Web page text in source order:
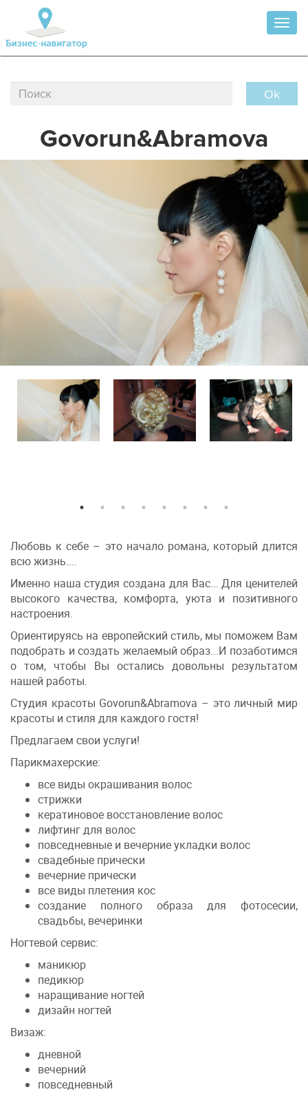
Ok
Govorun&Abramova
Любовь к себе – это начало романа, который длится
всю жизнь....
Именно наша студия создана для Вас... Для ценителей
высокого качества, комфорта, уюта и позитивного
настроения.
Ориентируясь на европейский стиль, мы поможем Вам
подобрать и создать желаемый образ...И позаботимся
о том, чтобы Вы остались довольны результатом
нашей работы.
Студия красоты Govorun&Abramova – это личный мир
красоты и стиля для каждого гостя!
Предлагаем свои услуги!
Парикмахерские:
все виды окрашивания волос
стрижки
кератиновое восстановление волос
лифтинг для волос
повседневные и вечерние укладки волос
свадебные прически
вечерние прически
все виды плетения кос
создание полного образа для фотосесии,
свадьбы, вечеринки
Ногтевой сервис:
маникюр
педикюр
наращивание ногтей
дизайн ногтей
Визаж:
дневной
вечерний
повседневный